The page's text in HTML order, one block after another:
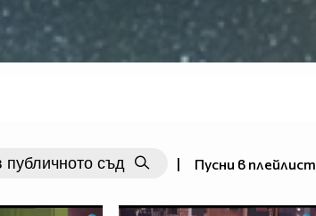
| Пусни в плейлист